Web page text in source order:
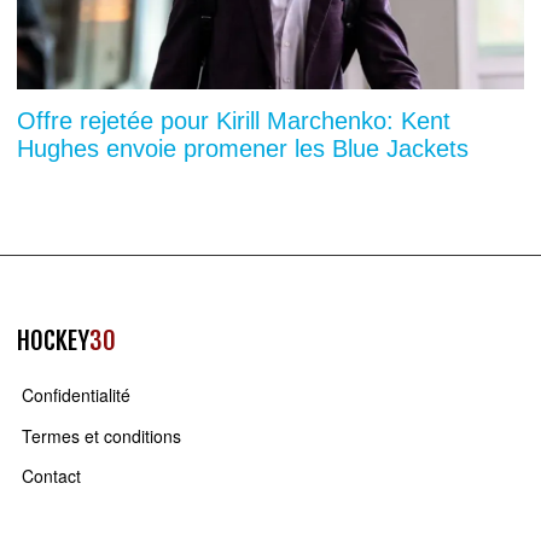
Offre rejetée pour Kirill Marchenko: Kent
Hughes envoie promener les Blue Jackets
HOCKEY30
Confidentialité
Termes et conditions
Contact